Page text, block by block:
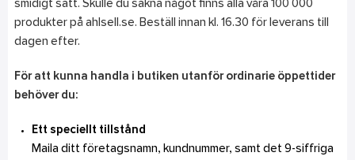
smidigt sätt. Skulle du sakna något finns alla våra 100 000
produkter på ahlsell.se. Beställ innan kl. 16.30 för leverans till
dagen efter.
För att kunna handla i butiken utanför ordinarie öppettider
behöver du:
Ett speciellt tillstånd
Maila ditt företagsnamn, kundnummer, samt det 9-siffriga